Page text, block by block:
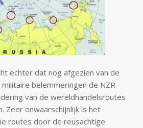
echter dat nog afgezien van de
belemmeringen de NZR
van de wereldhandelsroutes
Zeer onwaarschijnlijk is het
routes door de reusachtige